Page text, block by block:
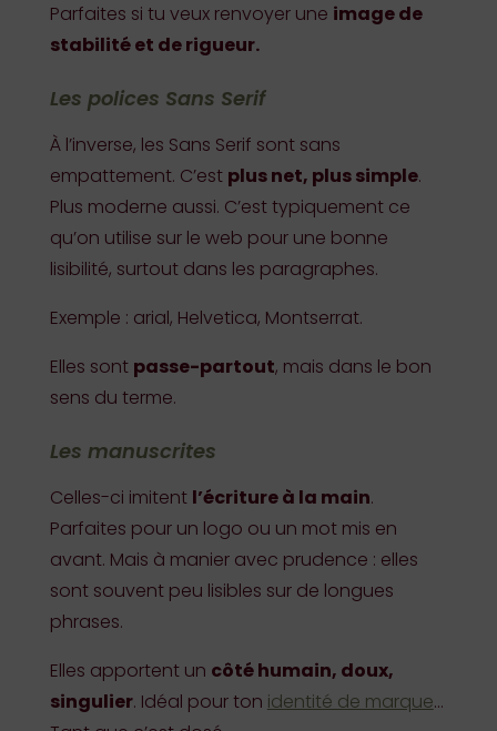
Parfaites si tu veux renvoyer une image de
stabilité et de rigueur.
Les polices Sans Serif
À l’inverse, les Sans Serif sont sans
empattement. C’est plus net, plus simple.
Plus moderne aussi. C’est typiquement ce
qu’on utilise sur le web pour une bonne
lisibilité, surtout dans les paragraphes.
Exemple : arial, Helvetica, Montserrat.
Elles sont passe-partout, mais dans le bon
sens du terme.
Les manuscrites
Celles-ci imitent l’écriture à la main.
Parfaites pour un logo ou un mot mis en
avant. Mais à manier avec prudence : elles
sont souvent peu lisibles sur de longues
phrases.
Elles apportent un côté humain, doux,
singulier. Idéal pour ton identité de marque…